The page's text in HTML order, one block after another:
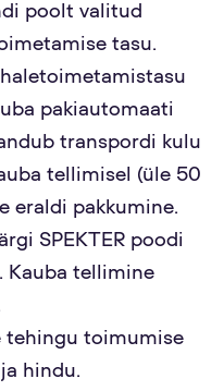
poolt valitud
tasu.
pakiautomaati
transpordi kulu
tellimisel (üle 50
eraldi pakkumine.
SPEKTER poodi
Kauba tellimine
tehingu toimumise
hindu.